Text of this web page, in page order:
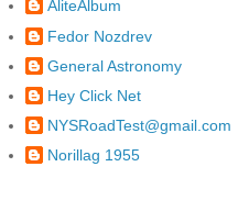
AliteAlbum
Fedor Nozdrev
General Astronomy
Hey Click Net
NYSRoadTest@gmail.com
Norillag 1955